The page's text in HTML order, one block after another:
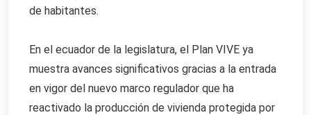
de habitantes.
En el ecuador de la legislatura, el Plan VIVE ya
muestra avances significativos gracias a la entrada
en vigor del nuevo marco regulador que ha
reactivado la producción de vivienda protegida por